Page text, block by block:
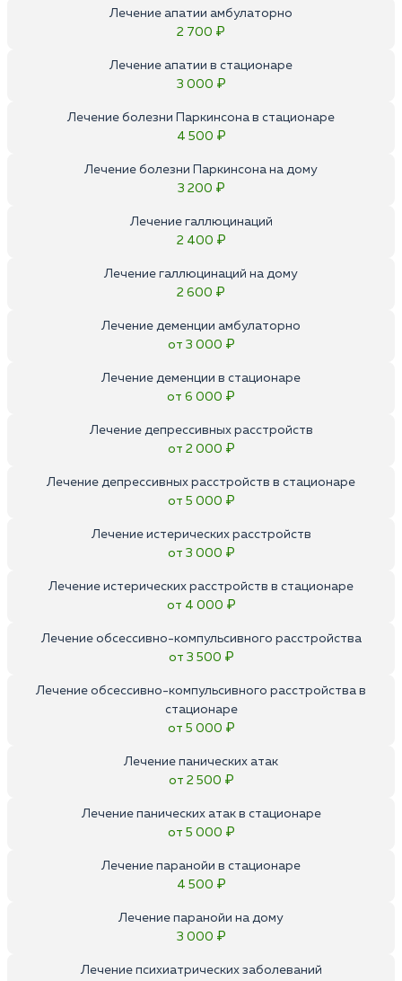
Лечение апатии амбулаторно
2 700 ₽
Лечение апатии в стационаре
3 000 ₽
Лечение болезни Паркинсона в стационаре
4 500 ₽
Лечение болезни Паркинсона на дому
3 200 ₽
Лечение галлюцинаций
2 400 ₽
Лечение галлюцинаций на дому
2 600 ₽
Лечение деменции амбулаторно
от 3 000 ₽
Лечение деменции в стационаре
от 6 000 ₽
Лечение депрессивных расстройств
от 2 000 ₽
Лечение депрессивных расстройств в стационаре
от 5 000 ₽
Лечение истерических расстройств
от 3 000 ₽
Лечение истерических расстройств в стационаре
от 4 000 ₽
Лечение обсессивно-компульсивного расстройства
от 3 500 ₽
Лечение обсессивно-компульсивного расстройства в
стационаре
от 5 000 ₽
Лечение панических атак
от 2 500 ₽
Лечение панических атак в стационаре
от 5 000 ₽
Лечение паранойи в стационаре
4 500 ₽
Лечение паранойи на дому
3 000 ₽
Лечение психиатрических заболеваний